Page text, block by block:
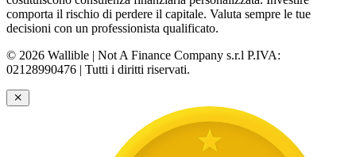
comporta il rischio di perdere il capitale. Valuta sempre le tue
decisioni con un professionista qualificato.
© 2026 Wallible | Not A Finance Company s.r.l P.IVA:
02128990476 | Tutti i diritti riservati.